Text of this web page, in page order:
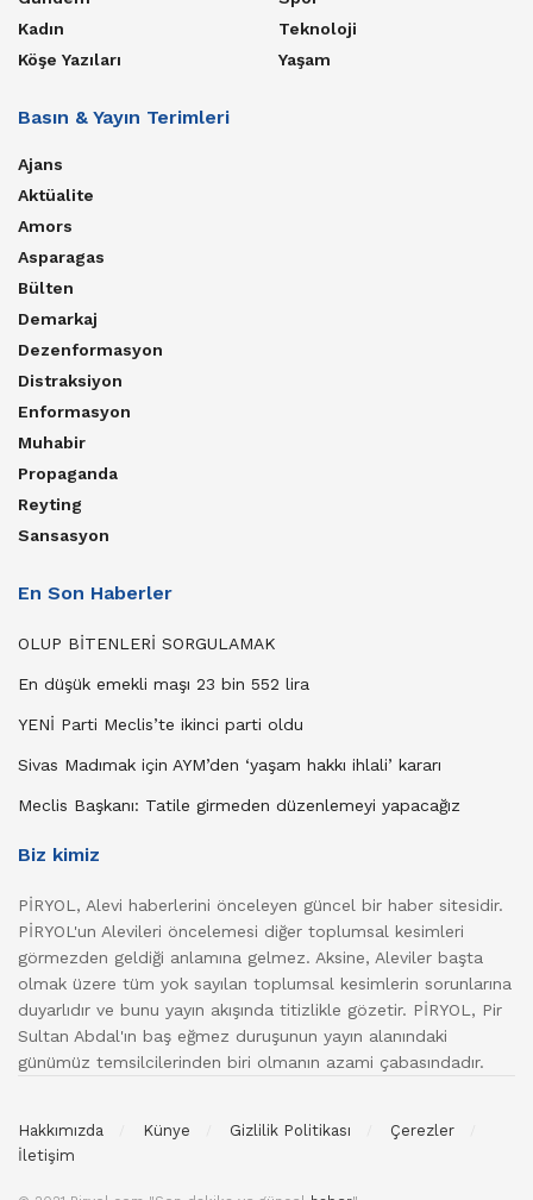
Kadın
Köşe Yazıları
Teknoloji
Yaşam
Basın & Yayın Terimleri
Ajans
Aktüalite
Amors
Asparagas
Bülten
Demarkaj
Dezenformasyon
Distraksiyon
Enformasyon
Muhabir
Propaganda
Reyting
Sansasyon
En Son Haberler
OLUP BİTENLERİ SORGULAMAK
En düşük emekli maşı 23 bin 552 lira
YENİ Parti Meclis’te ikinci parti oldu
Sivas Madımak için AYM’den ‘yaşam hakkı ihlali’ kararı
Meclis Başkanı: Tatile girmeden düzenlemeyi yapacağız
Biz kimiz
PİRYOL, Alevi haberlerini önceleyen güncel bir haber sitesidir.
PİRYOL'un Alevileri öncelemesi diğer toplumsal kesimleri
görmezden geldiği anlamına gelmez. Aksine, Aleviler başta
olmak üzere tüm yok sayılan toplumsal kesimlerin sorunlarına
duyarlıdır ve bunu yayın akışında titizlikle gözetir. PİRYOL, Pir
Sultan Abdal'ın baş eğmez duruşunun yayın alanındaki
günümüz temsilcilerinden biri olmanın azami çabasındadır.
Hakkımızda Künye Gizlilik Politikası
Çerezler
İletişim